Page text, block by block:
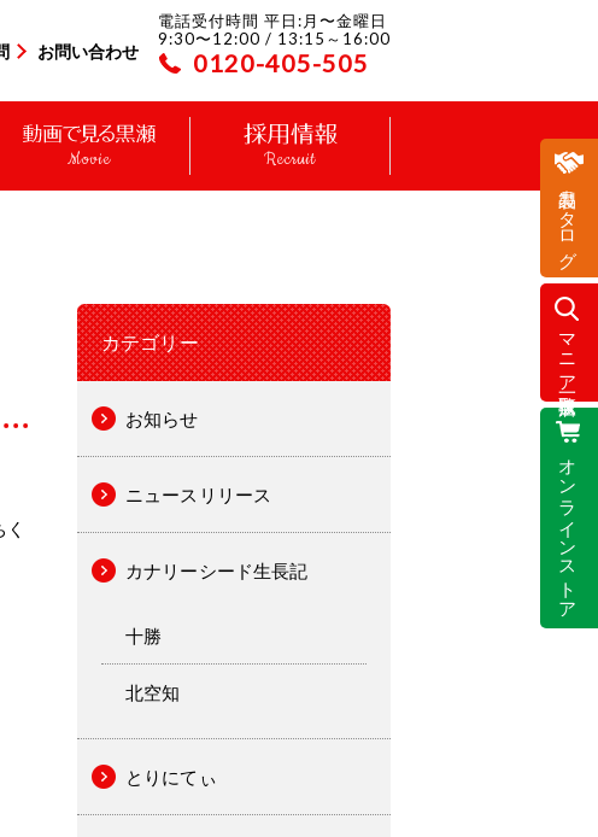
お問い合わせ
電話受付時間 平日:月〜金曜日
9:30〜12:00 / 13:15～16:00
0120-405-505
Movie Recruit
製品カタログ
マニア取扱店一覧
オンラインストア
カテゴリー
お知らせ
ニュースリリース
カナリーシード生長記
十勝
北空知
とりにてぃ